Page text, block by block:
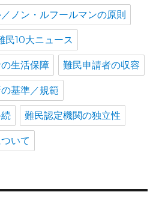
ノン・ルフールマンの原則
民10大ニュース
生活保障 難民申請者の収容
基準／規範
難民認定機関の独立性
いて